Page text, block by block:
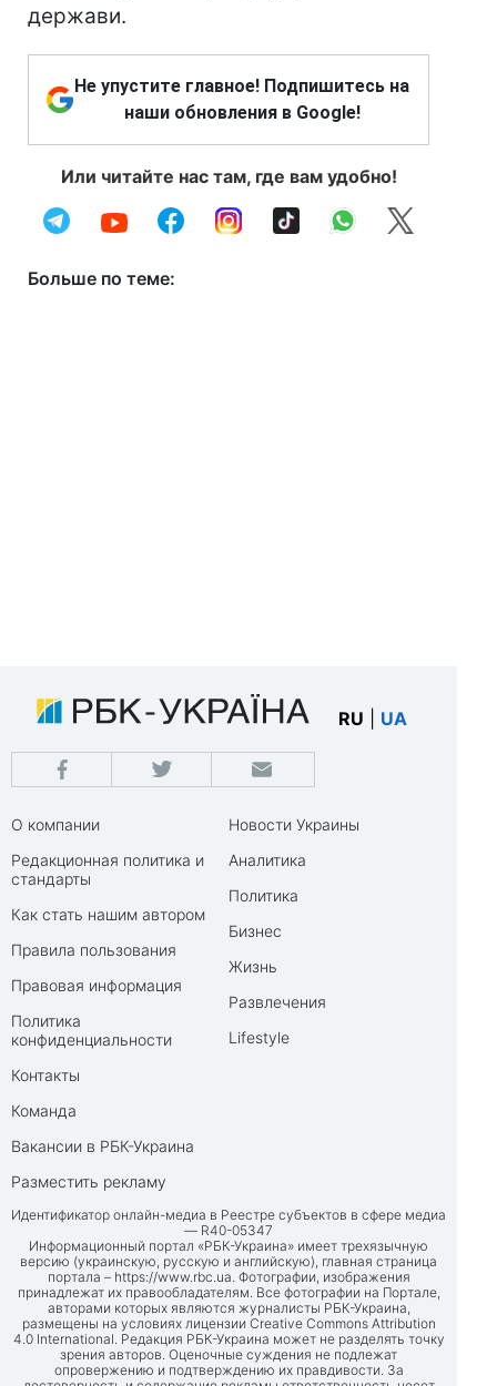
держави.
Не упустите главное! Подпишитесь на
наши обновления в Google!
Или читайте нас там, где вам удобно!
Больше по теме:
RU UA
О компании
Редакционная политика и
стандарты
Как стать нашим автором
Правила пользования
Правовая информация
Политика
конфиденциальности
Контакты
Команда
Вакансии в РБК-Украина
Разместить рекламу
Новости Украины
Аналитика
Политика
Бизнес
Жизнь
Развлечения
Lifestyle
Идентификатор онлайн-медиа в Реестре субъектов в сфере медиа
— R40-05347
Информационный портал «РБК-Украина» имеет трехязычную
версию (украинскую, русскую и английскую), главная страница
портала – https://www.rbc.ua. Фотографии, изображения
принадлежат их правообладателям. Все фотографии на Портале,
авторами которых являются журналисты РБК-Украина,
размещены на условиях лицензии Creative Commons Attribution
4.0 International. Редакция РБК-Украина может не разделять точку
зрения авторов. Оценочные суждения не подлежат
опровержению и подтверждению их правдивости. За